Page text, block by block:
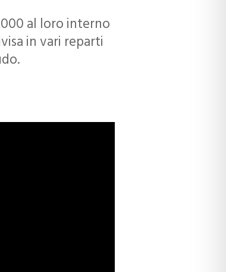
al loro interno
in vari reparti